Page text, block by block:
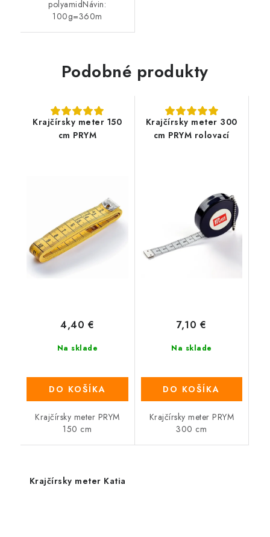
polyamidNávin:
100g=360m
Podobné produkty
Krajčírsky meter 150
cm PRYM
Na sklade
4,40 €
DO KOŠÍKA
Krajčírsky meter PRYM
150 cm
Krajčírsky meter 300
cm PRYM rolovací
Na sklade
7,10 €
DO KOŠÍKA
Krajčírsky meter PRYM
300 cm
Krajčírsky meter Katia